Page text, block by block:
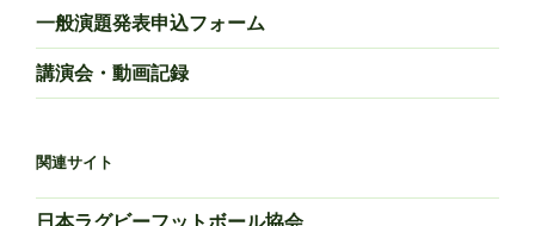
一般演題発表申込フォーム
講演会・動画記録
関連サイト